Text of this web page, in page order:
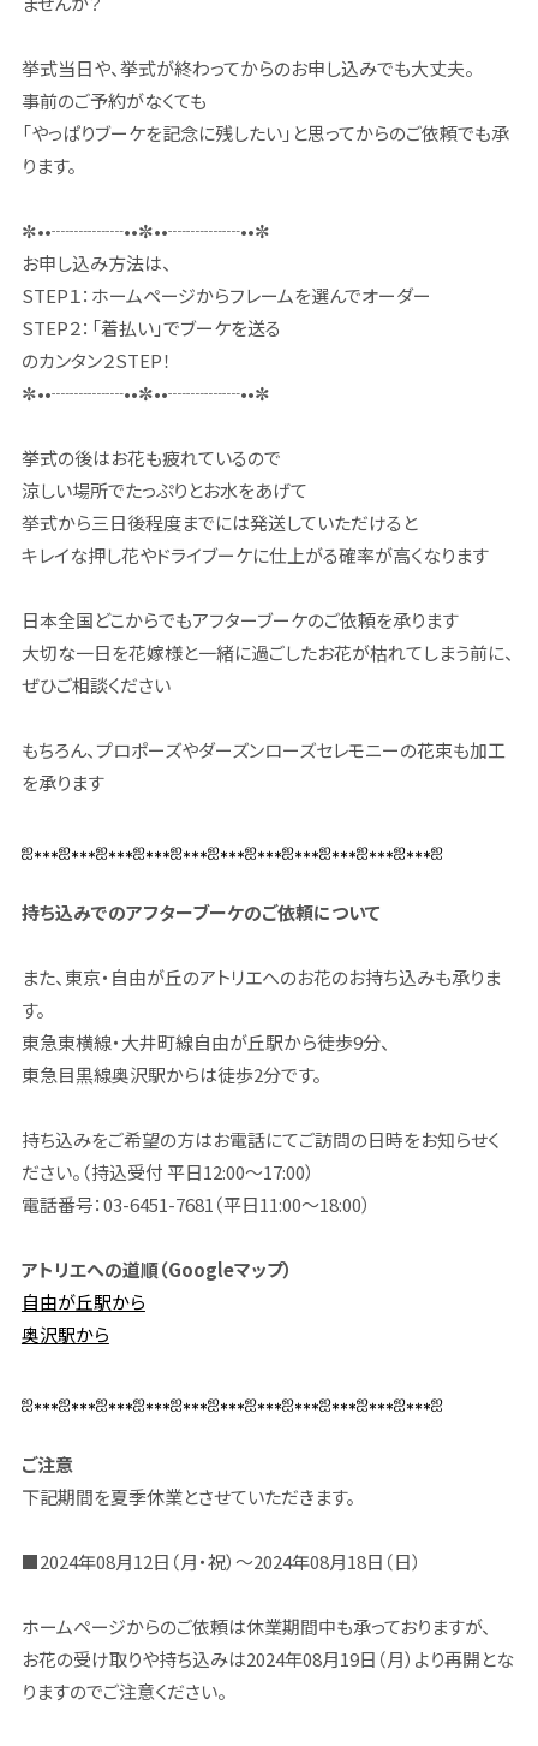
挙式当日や、挙式が終わってからのお申し込みでも大丈夫。
事前のご予約がなくても
「やっぱりブーケを記念に残したい」と思ってからのご依頼でも承
ります。
✼••┈┈┈┈••✼••┈┈┈┈••✼
お申し込み方法は、
STEP１：ホームページからフレームを選んでオーダー
STEP２：「着払い」でブーケを送る
のカンタン２STEP！
✼••┈┈┈┈••✼••┈┈┈┈••✼
挙式の後はお花も疲れているので
涼しい場所でたっぷりとお水をあげて
挙式から三日後程度までには発送していただけると
キレイな押し花やドライブーケに仕上がる確率が高くなります
日本全国どこからでもアフターブーケのご依頼を承ります
大切な一日を花嫁様と一緒に過ごしたお花が枯れてしまう前に、
ぜひご相談ください
もちろん、プロポーズやダーズンローズセレモニーの花束も加工
を承ります
ஐ⁎⁎⁎ஐ⁎⁎⁎ஐ⁎⁎⁎ஐ⁎⁎⁎ஐ⁎⁎⁎ஐ⁎⁎⁎ஐ⁎⁎⁎ஐ⁎⁎⁎ஐ⁎⁎⁎ஐ⁎⁎⁎ஐ⁎⁎⁎ஐ
持ち込みでのアフターブーケのご依頼について
また、東京・自由が丘のアトリエへのお花のお持ち込みも承りま
す。
東急東横線・大井町線自由が丘駅から徒歩9分、
東急目黒線奥沢駅からは徒歩2分です。
持ち込みをご希望の方はお電話にてご訪問の日時をお知らせく
ださい。（持込受付 平日12:00～17:00）
電話番号：03-6451-7681 （平日11:00～18:00）
アトリエへの道順（Googleマップ）
自由が丘駅から
奥沢駅から
ஐ⁎⁎⁎ஐ⁎⁎⁎ஐ⁎⁎⁎ஐ⁎⁎⁎ஐ⁎⁎⁎ஐ⁎⁎⁎ஐ⁎⁎⁎ஐ⁎⁎⁎ஐ⁎⁎⁎ஐ⁎⁎⁎ஐ⁎⁎⁎ஐ
ご注意
下記期間を夏季休業とさせていただきます。
■2024年08月12日（月・祝）～2024年08月18日（日）
ホームページからのご依頼は休業期間中も承っておりますが、
お花の受け取りや持ち込みは2024年08月19日（月）より再開とな
りますのでご注意ください。